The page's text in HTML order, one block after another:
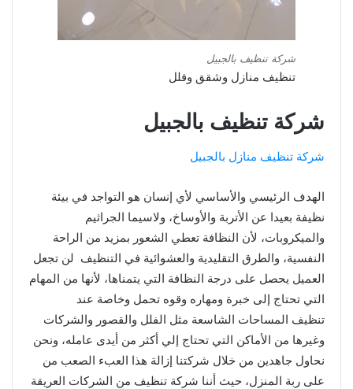
شركة تنظيف بالجبيل
تنظيف منازل وشقق وفلل
شركة تنظيف بالجبيل
شركة تنظيف منازل بالجبيل
الهدف الرئيسي والأساسي لأي إنسان هو التواجد في بيئة
نظيفة بعيدا عن الأتربة والأوساخ، ولاسيما الجراثيم
والميكروبات، لأن النظافة تعطي الشعور بمزيد من الراحة
النفسية، والطرق التقليدية والعشوائية في التنظيف لن تجعل
العميل يحصل على درجة النظافة التي يتمناها، لأنها من المهام
التي تحتاج إلى خبرة ومهاره وقوه تحمل وخاصة عند
تنظيف المساحات الشاسعة مثل الفلل والقصور والشركات
وغيرها من الأماكن التي تحتاج إلي أكثر من أيدى عامله، ونحن
نحاول جاهدين من خلال شركتنا إزالة هذا العبء الصعب من
على ربة المنزل، حيث أننا شركة تنظيف من الشركات العريقة